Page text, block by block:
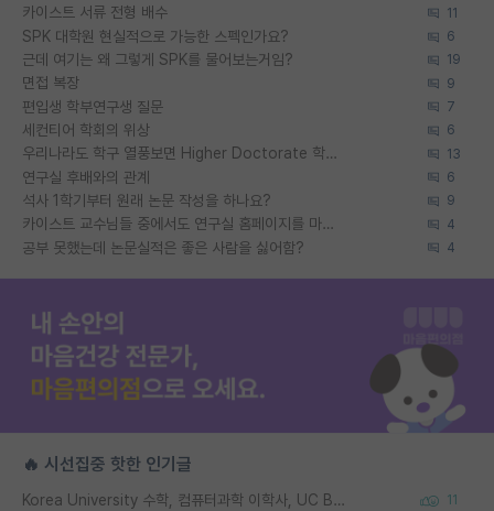
카이스트 서류 전형 배수 11
SPK 대학원 현실적으로 가능한 스펙인가요? 6
근데 여기는 왜 그렇게 SPK를 물어보는거임? 19
면접 복장 9
편입생 학부연구생 질문 7
세컨티어 학회의 위상 6
우리나라도 학구 열풍보면 Higher Doctorate 학위가 필요하다고 봅니다. 13
연구실 후배와의 관계 6
석사 1학기부터 원래 논문 작성을 하나요? 9
카이스트 교수님들 중에서도 연구실 홈페이지를 마련 안 하신 분들이 계시던데 4
공부 못했는데 논문실적은 좋은 사람을 싫어함? 4
🔥 시선집중 핫한 인기글
Korea University 수학, 컴퓨터과학 이학사, UC Berkeley 산업공학 대학원 공학박사가 되는 것은 쉽지 않겠죠? 11